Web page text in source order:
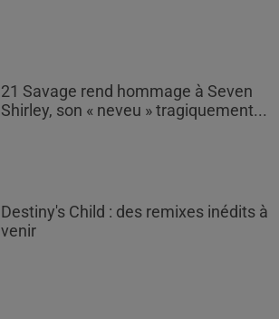
21 Savage rend hommage à Seven
Shirley, son « neveu » tragiquement...
Destiny's Child : des remixes inédits à
venir